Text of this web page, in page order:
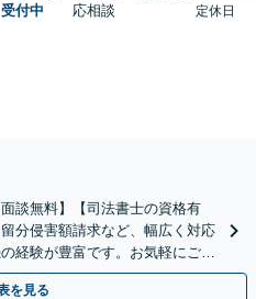
受付中
応相談
定休日
談無料】【司法書士の資格有
分侵害額請求など、幅広く対応
経験が豊富です。お気軽にご相
オンライン面談可】
を見る